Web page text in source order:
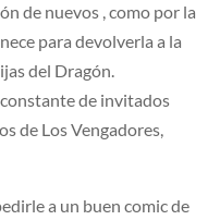
de nuevos , como por la
para devolverla a la
del Dragón.
de invitados
de Los Vengadores,
a un buen comic de